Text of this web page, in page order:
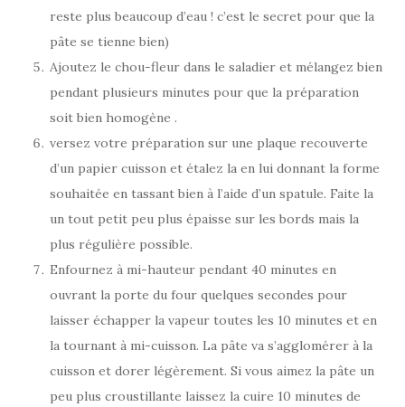
reste plus beaucoup d’eau ! c’est le secret pour que la
pâte se tienne bien)
Ajoutez le chou-fleur dans le saladier et mélangez bien
pendant plusieurs minutes pour que la préparation
soit bien homogène .
versez votre préparation sur une plaque recouverte
d’un papier cuisson et étalez la en lui donnant la forme
souhaitée en tassant bien à l’aide d’un spatule. Faite la
un tout petit peu plus épaisse sur les bords mais la
plus régulière possible.
Enfournez à mi-hauteur pendant 40 minutes en
ouvrant la porte du four quelques secondes pour
laisser échapper la vapeur toutes les 10 minutes et en
la tournant à mi-cuisson. La pâte va s’agglomérer à la
cuisson et dorer légèrement. Si vous aimez la pâte un
peu plus croustillante laissez la cuire 10 minutes de